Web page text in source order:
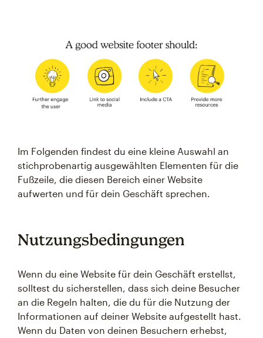
Im Folgenden findest du eine kleine Auswahl an
stichprobenartig ausgewählten Elementen für die
Fußzeile, die diesen Bereich einer Website
aufwerten und für dein Geschäft sprechen.
Nutzungsbedingungen
Wenn du eine Website für dein Geschäft erstellst,
solltest du sicherstellen, dass sich deine Besucher
an die Regeln halten, die du für die Nutzung der
Informationen auf deiner Website aufgestellt hast.
Wenn du Daten von deinen Besuchern erhebst,